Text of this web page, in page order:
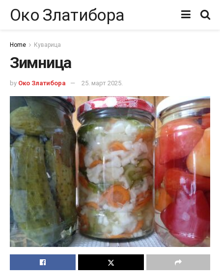
Око Златибора
Home Куварица
Зимница
by Око Златибора 25. март 2025.